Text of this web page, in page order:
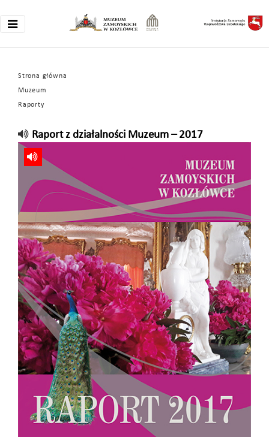
Strona główna
Muzeum
Raporty
Raport z działalności Muzeum – 2017